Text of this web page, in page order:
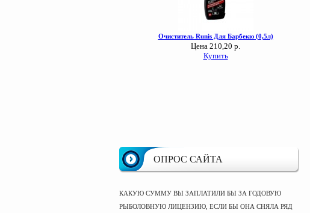
ОПРОС САЙТА
КАКУЮ СУММУ ВЫ ЗАПЛАТИЛИ БЫ ЗА ГОДОВУЮ
РЫБОЛОВНУЮ ЛИЦЕНЗИЮ, ЕСЛИ БЫ ОНА СНЯЛА РЯД